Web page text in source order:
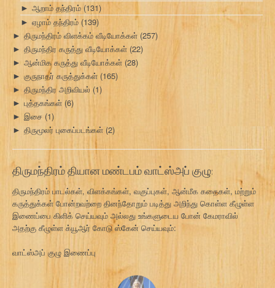
► ஆறாம் தந்திரம் (131)
► ஏழாம் தந்திரம் (139)
► திருமந்திரம் விளக்கம் வீடியோக்கள் (257)
► திருமந்திர கருத்து வீடியோக்கள் (22)
► ஆன்மிக கருத்து வீடியோக்கள் (28)
► குருநாதர் கருத்துக்கள் (165)
► திருமந்திர அறிவியல் (1)
► புத்தகங்கள் (6)
► இசை (1)
► திருமூலர் புகைப்படங்கள் (2)
திருமந்திரம் தியான மண்டபம் வாட்ஸ்அப் குழு:
திருமந்திரம் பாடல்கள், விளக்கங்கள், வகுப்புகள், ஆன்மீக கதைகள், மற்றும்
கருத்துக்கள் போன்றவற்றை தினந்தோறும் படித்து அறிந்து கொள்ள கீழுள்ள
இணைப்பை கிளிக் செய்யவும் அல்லது உங்களுடைய போன் கேமராவில்
அதற்கு கீழுள்ள க்யூஆர் கோடு ஸ்கேன் செய்யவும்:
வாட்ஸ்அப் குழு இணைப்பு